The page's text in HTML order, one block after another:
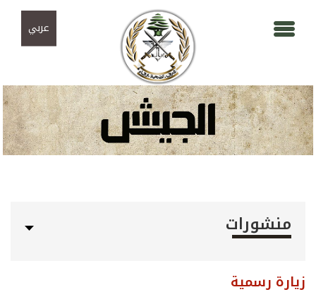
عربي
منشورات
زيارة رسمية